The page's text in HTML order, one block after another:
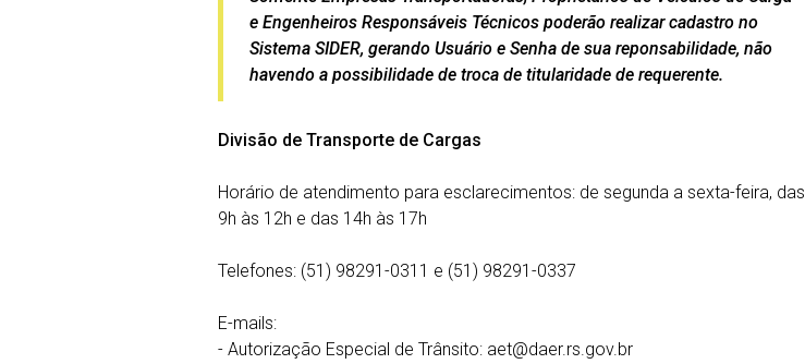
e Engenheiros Responsáveis Técnicos poderão realizar cadastro no
Sistema SIDER, gerando Usuário e Senha de sua reponsabilidade, não
havendo a possibilidade de troca de titularidade de requerente.
Divisão de Transporte de Cargas
Horário de atendimento para esclarecimentos: de segunda a sexta-feira, das
9h às 12h e das 14h às 17h
Telefones: (51) 98291-0311 e (51) 98291-0337
E-mails:
- Autorização Especial de Trânsito: aet@daer.rs.gov.br